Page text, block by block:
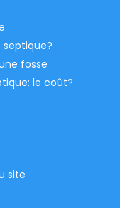
fosse
le coût?
site